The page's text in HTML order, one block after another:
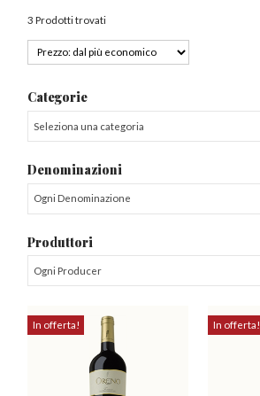
3 Prodotti trovati
Categorie
Seleziona una categoria
Denominazioni
Ogni Denominazione
Produttori
Ogni Producer
In offerta! In offerta!